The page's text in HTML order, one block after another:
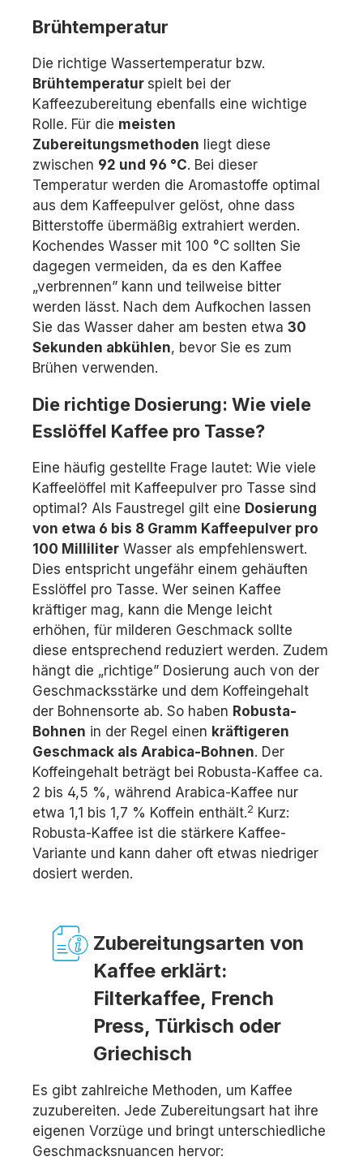
Brühtemperatur
Die richtige Wassertemperatur bzw.
Brühtemperatur spielt bei der
Kaffeezubereitung ebenfalls eine wichtige
Rolle. Für die meisten
Zubereitungsmethoden liegt diese
zwischen 92 und 96 °C. Bei dieser
Temperatur werden die Aromastoffe optimal
aus dem Kaffeepulver gelöst, ohne dass
Bitterstoffe übermäßig extrahiert werden.
Kochendes Wasser mit 100 °C sollten Sie
dagegen vermeiden, da es den Kaffee
„verbrennen” kann und teilweise bitter
werden lässt. Nach dem Aufkochen lassen
Sie das Wasser daher am besten etwa 30
Sekunden abkühlen, bevor Sie es zum
Brühen verwenden.
Die richtige Dosierung: Wie viele
Esslöffel Kaffee pro Tasse?
Eine häufig gestellte Frage lautet: Wie viele
Kaffeelöffel mit Kaffeepulver pro Tasse sind
optimal? Als Faustregel gilt eine Dosierung
von etwa 6 bis 8 Gramm Kaffeepulver pro
100 Milliliter Wasser als empfehlenswert.
Dies entspricht ungefähr einem gehäuften
Esslöffel pro Tasse. Wer seinen Kaffee
kräftiger mag, kann die Menge leicht
erhöhen, für milderen Geschmack sollte
diese entsprechend reduziert werden. Zudem
hängt die „richtige” Dosierung auch von der
Geschmacksstärke und dem Koffeingehalt
der Bohnensorte ab. So haben Robusta-
Bohnen in der Regel einen kräftigeren
Geschmack als Arabica-Bohnen. Der
Koffeingehalt beträgt bei Robusta-Kaffee ca.
2 bis 4,5 %, während Arabica-Kaffee nur
etwa 1,1 bis 1,7 % Koffein enthält.2 Kurz:
Robusta-Kaffee ist die stärkere Kaffee-
Variante und kann daher oft etwas niedriger
dosiert werden.
Zubereitungsarten von
Kaffee erklärt:
Filterkaffee, French
Press, Türkisch oder
Griechisch
Es gibt zahlreiche Methoden, um Kaffee
zuzubereiten. Jede Zubereitungsart hat ihre
eigenen Vorzüge und bringt unterschiedliche
Geschmacksnuancen hervor: